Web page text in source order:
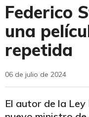
Federico
una
repetida
06 de julio de 2024
El autor de la